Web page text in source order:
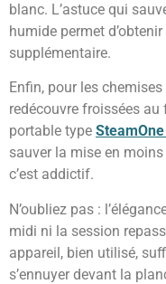
blanc. L’astuce qui
humide permet
supplémentaire.
Enfin, pour les
redécouvre froissées
portable type
sauver la mise en
c’est addictif.
N’oubliez pas :
midi ni la session
appareil, bien utilisé,
s’ennuyer devant la